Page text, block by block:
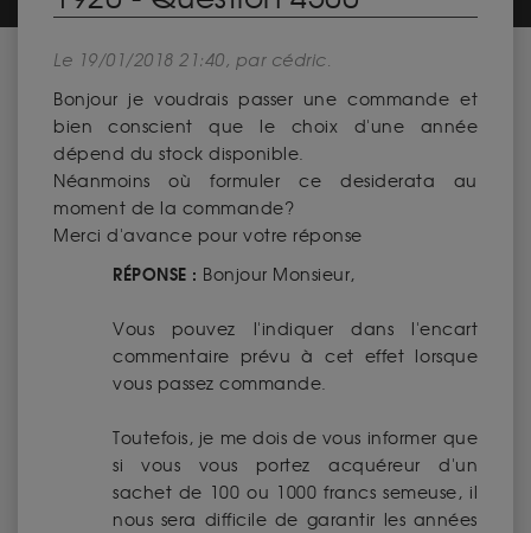
Le 19/01/2018 21:40, par cédric.
Bonjour je voudrais passer une commande et
bien conscient que le choix d'une année
dépend du stock disponible.
Néanmoins où formuler ce desiderata au
moment de la commande?
Merci d'avance pour votre réponse
RÉPONSE : Bonjour Monsieur,
Vous pouvez l'indiquer dans l'encart
commentaire prévu à cet effet lorsque
vous passez commande.
Toutefois, je me dois de vous informer que
si vous vous portez acquéreur d'un
sachet de 100 ou 1000 francs semeuse, il
nous sera difficile de garantir les années